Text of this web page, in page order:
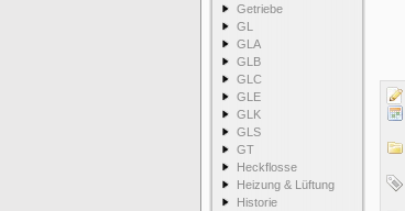
Getriebe
GL
GLA
GLB
GLC
GLE
GLK
GLS
GT
Heckflosse
Heizung & Lüftung
Historie